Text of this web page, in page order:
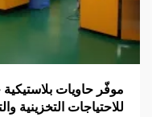
موفّر حاويات
للاحتياجات التخزينية